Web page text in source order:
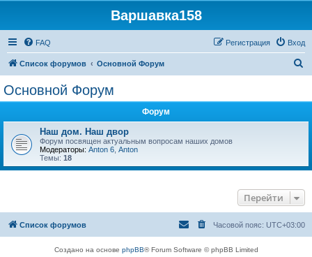
Варшавка158
FAQ Вход
Регистрация
Список форумов Основной Форум
Основной Форум
Форум
Наш дом. Наш двор
Форум посвящен актуальным вопросам наших домов
Модераторы: Anton 6 Anton
Темы: 18
Перейти
Список форумов Часовой пояс: UTC+03:00
Создано на основе phpBB® Forum Software © phpBB Limited